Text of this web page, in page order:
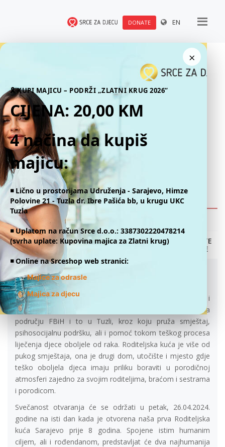
DONATE EN
×
🎗 KUPI MAJICU – PODRŽI „ZLATNI KRUG 2026“
CIJENA: 20,00 KM
4 načina da kupiš
majicu:
◾️ Lično u prostorijama Udruženja - Sarajevo, Himze
Polovine 21 - Tuzla dr. Ibre Pašića bb, u krugu UKC
Tuzla
◾️ Uplatom na račun Srce d.o.o.: 3387302220478214
(svrha uplate: Kupovina majica za Zlatni krug)
◾️ Online na Srceshop web stranici:
👕Majice za odrasle
👕Majica za djecu
DONATE
ONLINE
SVEČANOST OTVORENJA RODITELJSKE
KUĆE TUZLA
26.04.2024.
Udruženje „Srce za djecu oboljelu od raka“ pokrenulo je i
privelo kraju projekat izgradnje druge Roditeljske kuće na
području FBiH i to u Tuzli, kroz koju pruža smještaj,
psihosocijalnu podršku, ali i pomoć tokom teškog procesa
liječenja djece oboljele od raka. Roditeljska kuća je više od
pukog smještaja, ona je drugi dom, utočište i mjesto gdje
teško oboljela djeca imaju priliku boraviti u porodičnoj
atmosferi zajedno za svojim roditeljima, braćom i sestrama
i porodicom.
Svečanost otvaranja će se održati u petak, 26.04.2024.
godine na isti dan kada je otvorena naša prva Roditeljska
kuća Sarajevo prije 8 godina. Spojene istim humanim
ciljem, ali i rođendanom, predstavljat će dva najhumanija